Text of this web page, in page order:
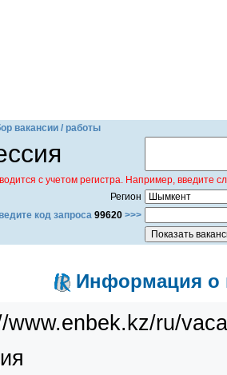
вакансии / работы
с учетом регистра. Например,
Регион
код запроса 99620 >>>
Информация о
ru/